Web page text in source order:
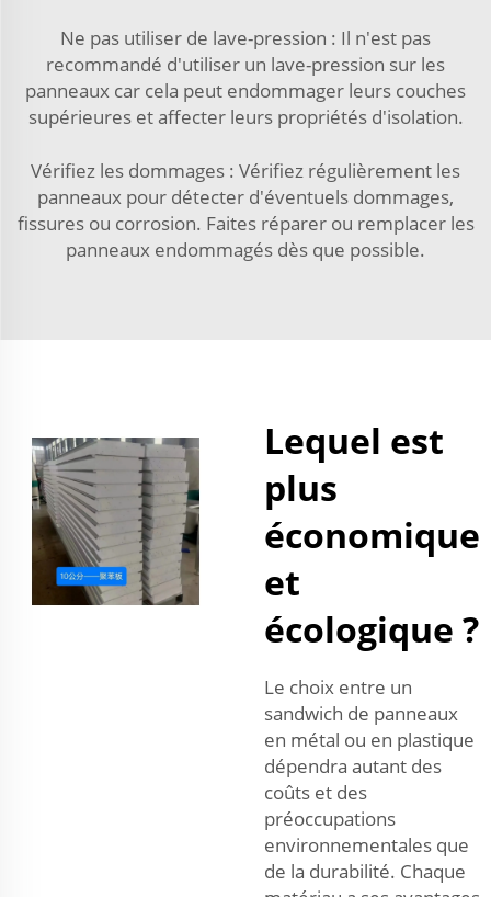
Ne pas utiliser de lave-pression : Il n'est pas
recommandé d'utiliser un lave-pression sur les
panneaux car cela peut endommager leurs couches
supérieures et affecter leurs propriétés d'isolation.
Vérifiez les dommages : Vérifiez régulièrement les
panneaux pour détecter d'éventuels dommages,
fissures ou corrosion. Faites réparer ou remplacer les
panneaux endommagés dès que possible.
Lequel est
plus
économique
et
écologique ?
Le choix entre un
sandwich de panneaux
en métal ou en plastique
dépendra autant des
coûts et des
préoccupations
environnementales que
de la durabilité. Chaque